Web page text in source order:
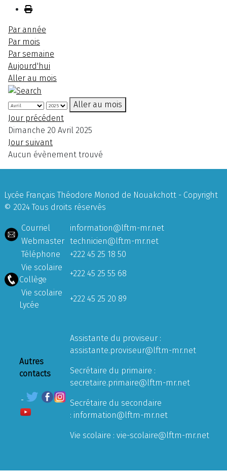
Par année
Par mois
Par semaine
Aujourd'hui
Aller au mois
Aller au mois
Jour précédent
Dimanche 20 Avril 2025
Jour suivant
Aucun évènement trouvé
Lycée Français Théodore Monod de Nouakchott - Copyright
© 2024 Tous droits réservés
Courriel
information@lftm-mr.net
Webmaster technicien@lftm-mr.net
Téléphone
+222 45 25 18 50
Vie scolaire
Collège
+222 45 25 55 68
Vie scolaire
Lycée
+222 45 25 20 89
Autres
contacts
Assistante du proviseur :
assistante.proviseur@lftm-mr.net
Secrétaire du primaire :
secretaire.primaire@lftm-mr.net
Secrétaire du secondaire
: information@lftm-mr.net
Vie scolaire : vie-scolaire@lftm-mr.net